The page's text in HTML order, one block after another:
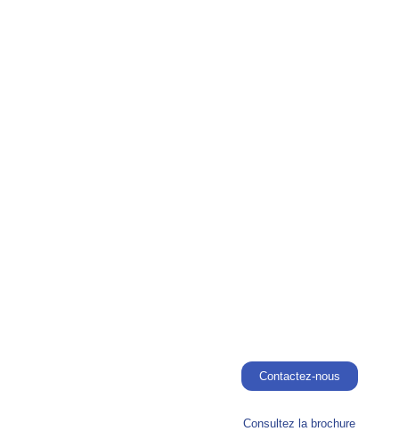
Contactez-nous
Consultez la brochure